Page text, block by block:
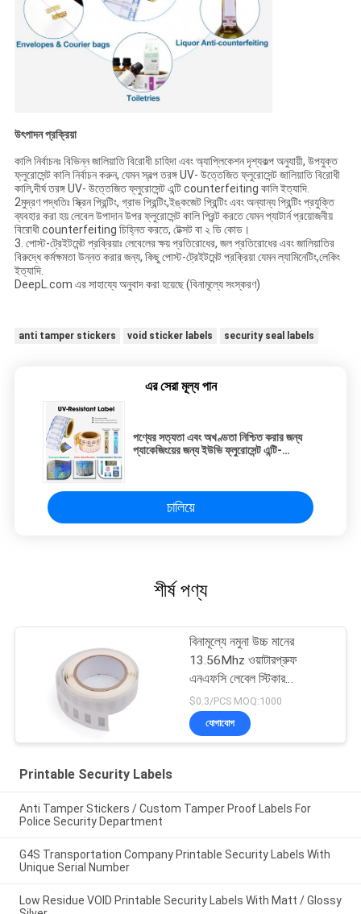
উৎপাদন প্রক্রিয়া
কালি নির্বাচনঃ বিভিন্ন জালিয়াতি বিরোধী চাহিদা এবং অ্যাপ্লিকেশন দৃশ্যকল্প অনুযায়ী, উপযুক্ত
ফ্লুরোসেন্ট কালি নির্বাচন করুন, যেমন স্বল্প তরঙ্গ UV- উত্তেজিত ফ্লুরোসেন্ট জালিয়াতি বিরোধী
কালি,দীর্ঘ তরঙ্গ UV- উত্তেজিত ফ্লুরোসেন্ট এন্টি counterfeiting কালি ইত্যাদি.
2মুদ্রণ পদ্ধতিঃ স্ক্রিন প্রিন্টিং, গ্রাভ প্রিন্টিং,ইঙ্কজেট প্রিন্টিং এবং অন্যান্য প্রিন্টিং প্রযুক্তি
ব্যবহার করা হয় লেবেল উপাদান উপর ফ্লুরোসেন্ট কালি প্রিন্ট করতে যেমন প্যাটার্ন প্রয়োজনীয়
বিরোধী counterfeiting চিহ্নিত করতে, টেক্সট বা ২ ডি কোড।
3. পোস্ট-ট্রেইটমেন্ট প্রক্রিয়াঃ লেবেলের ক্ষয় প্রতিরোধের, জল প্রতিরোধের এবং জালিয়াতির
বিরুদ্ধে কর্মক্ষমতা উন্নত করার জন্য, কিছু পোস্ট-ট্রেইটমেন্ট প্রক্রিয়া যেমন ল্যামিনেটিং,লেকিং
ইত্যাদি.
DeepL.com এর সাহায্যে অনুবাদ করা হয়েছে (বিনামূল্যে সংস্করণ)
anti tamper stickers void sticker labels security seal labels
এর সেরা মূল্য পান
পণ্যের সত্যতা এবং অখণ্ডতা নিশ্চিত করার জন্য
প্যাকেজিংয়ের জন্য ইউভি ফ্লুরোসেন্ট এন্টি-
চালিয়ে
শীর্ষ পণ্য
বিনামূল্যে নমুনা উচ্চ মানের
13.56Mhz ওয়াটারপ্রুফ
এনএফসি লেবেল স্টিকার
আরএফআইডি লেবেল
$0.3/PCS MOQ:1000
যোগাযোগ
Printable Security Labels
Anti Tamper Stickers / Custom Tamper Proof Labels For
Police Security Department
G4S Transportation Company Printable Security Labels With
Unique Serial Number
Low Residue VOID Printable Security Labels With Matt / Glossy